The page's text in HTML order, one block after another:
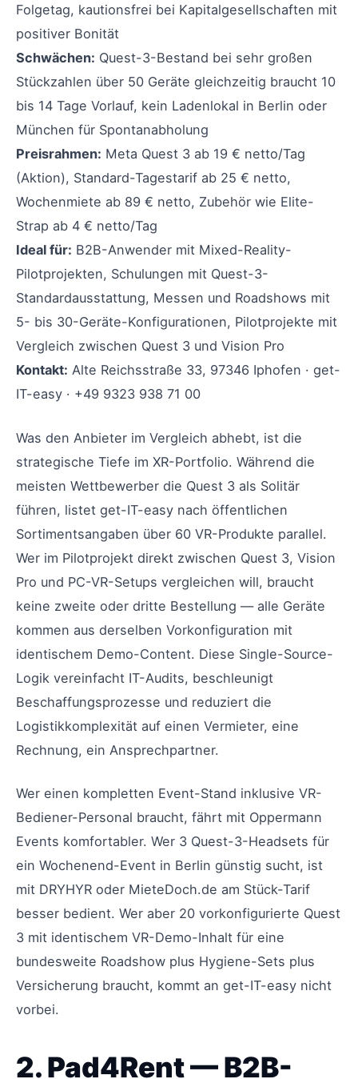
Folgetag, kautionsfrei bei Kapitalgesellschaften mit
positiver Bonität
Schwächen: Quest-3-Bestand bei sehr großen
Stückzahlen über 50 Geräte gleichzeitig braucht 10
bis 14 Tage Vorlauf, kein Ladenlokal in Berlin oder
München für Spontanabholung
Preisrahmen: Meta Quest 3 ab 19 € netto/Tag
(Aktion), Standard-Tagestarif ab 25 € netto,
Wochenmiete ab 89 € netto, Zubehör wie Elite-
Strap ab 4 € netto/Tag
Ideal für: B2B-Anwender mit Mixed-Reality-
Pilotprojekten, Schulungen mit Quest-3-
Standardausstattung, Messen und Roadshows mit
5- bis 30-Geräte-Konfigurationen, Pilotprojekte mit
Vergleich zwischen Quest 3 und Vision Pro
Kontakt: Alte Reichsstraße 33, 97346 Iphofen · get-
IT-easy · +49 9323 938 71 00
Was den Anbieter im Vergleich abhebt, ist die
strategische Tiefe im XR-Portfolio. Während die
meisten Wettbewerber die Quest 3 als Solitär
führen, listet get-IT-easy nach öffentlichen
Sortimentsangaben über 60 VR-Produkte parallel.
Wer im Pilotprojekt direkt zwischen Quest 3, Vision
Pro und PC-VR-Setups vergleichen will, braucht
keine zweite oder dritte Bestellung — alle Geräte
kommen aus derselben Vorkonfiguration mit
identischem Demo-Content. Diese Single-Source-
Logik vereinfacht IT-Audits, beschleunigt
Beschaffungsprozesse und reduziert die
Logistikkomplexität auf einen Vermieter, eine
Rechnung, ein Ansprechpartner.
Wer einen kompletten Event-Stand inklusive VR-
Bediener-Personal braucht, fährt mit Oppermann
Events komfortabler. Wer 3 Quest-3-Headsets für
ein Wochenend-Event in Berlin günstig sucht, ist
mit DRYHYR oder MieteDoch.de am Stück-Tarif
besser bedient. Wer aber 20 vorkonfigurierte Quest
3 mit identischem VR-Demo-Inhalt für eine
bundesweite Roadshow plus Hygiene-Sets plus
Versicherung braucht, kommt an get-IT-easy nicht
vorbei.
2. Pad4Rent — B2B-